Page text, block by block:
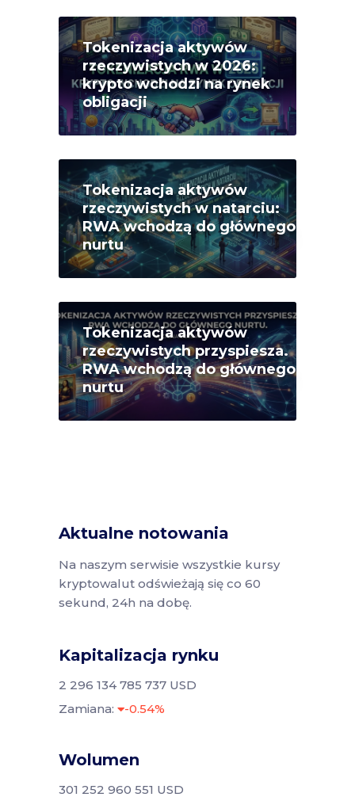
Tokenizacja aktywów
rzeczywistych w 2026:
krypto wchodzi na rynek
obligacji
Tokenizacja aktywów
rzeczywistych w natarciu:
RWA wchodzą do głównego
nurtu
Tokenizacja aktywów
rzeczywistych przyspiesza.
RWA wchodzą do głównego
nurtu
Aktualne notowania
Na naszym serwisie wszystkie kursy
kryptowalut odświeżają się co 60
sekund, 24h na dobę.
Kapitalizacja rynku
2 296 134 785 737 USD
Zamiana:
-0.54%
Wolumen
301 252 960 551 USD